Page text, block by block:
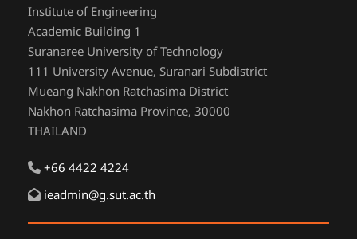
Institute of Engineering
Academic Building 1
Suranaree University of Technology
111 University Avenue, Suranari Subdistrict
Mueang Nakhon Ratchasima District
Nakhon Ratchasima Province, 30000
THAILAND
+66 4422 4224
ieadmin@g.sut.ac.th